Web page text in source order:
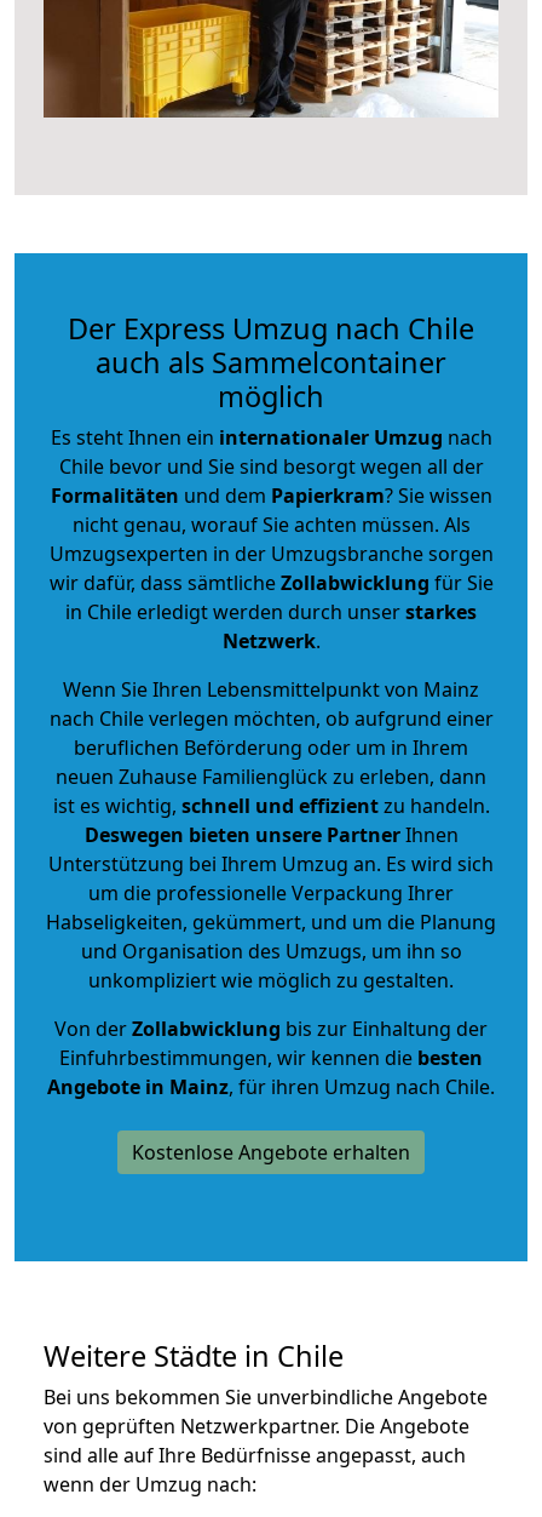
Der Express Umzug nach Chile
auch als Sammelcontainer
möglich
Es steht Ihnen ein internationaler Umzug nach
Chile bevor und Sie sind besorgt wegen all der
Formalitäten und dem Papierkram? Sie wissen
nicht genau, worauf Sie achten müssen. Als
Umzugsexperten in der Umzugsbranche sorgen
wir dafür, dass sämtlicheZollabwicklung für Sie
in Chile erledigt werden durch unserstarkes
Netzwerk.
Wenn Sie Ihren Lebensmittelpunkt von Mainz
nach Chile verlegen möchten, ob aufgrund einer
beruflichen Beförderung oder um in Ihrem
neuen Zuhause Familienglück zu erleben, dann
ist es wichtig, schnell und effizientzu handeln.
Deswegen bieten unsere PartnerIhnen
Unterstützung bei Ihrem Umzug an. Es wird sich
um die professionelle Verpackung Ihrer
Habseligkeiten, gekümmert, und um die Planung
und Organisation des Umzugs, um ihn so
unkompliziert wie möglich zu gestalten.
Von derZollabwicklung bis zur Einhaltung der
Einfuhrbestimmungen, wir kennen die besten
Angebote in Mainz, für ihren Umzug nach Chile.
Kostenlose Angebote erhalten
Weitere Städte in Chile
Bei uns bekommen Sie unverbindliche Angebote
von geprüften Netzwerkpartner. Die Angebote
sind alle auf Ihre Bedürfnisse angepasst, auch
wenn der Umzug nach: